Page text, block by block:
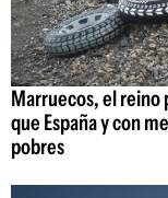
Marruecos, el reino
que España y con
pobres